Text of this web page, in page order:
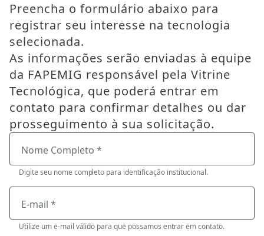
Preencha o formulário abaixo para
registrar seu interesse na tecnologia
selecionada.
As informações serão enviadas à equipe
da FAPEMIG responsável pela Vitrine
Tecnológica, que poderá entrar em
contato para confirmar detalhes ou dar
prosseguimento à sua solicitação.
Nome Completo *
Digite seu nome completo para identificação institucional.
E-mail *
Utilize um e-mail válido para que possamos entrar em contato.